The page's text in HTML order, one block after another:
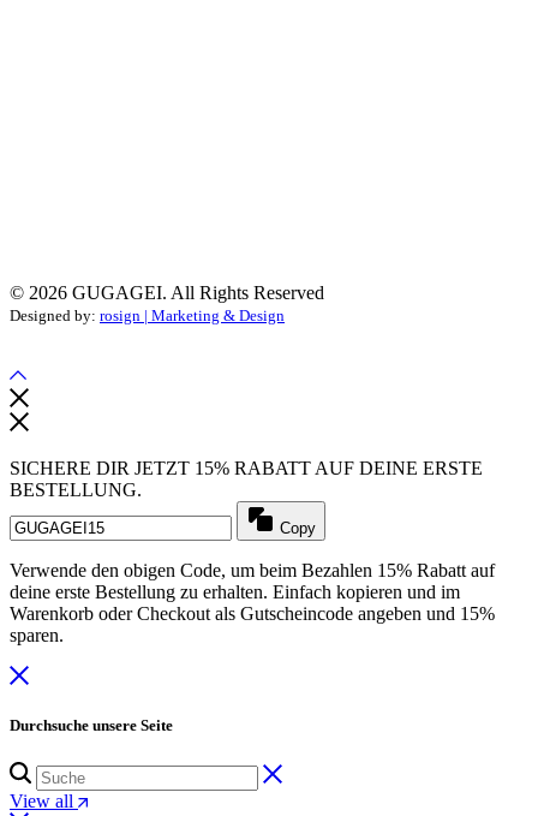
© 2026 GUGAGEI. All Rights Reserved
Designed by: rosign | Marketing & Design
SICHERE DIR JETZT 15% RABATT AUF DEINE ERSTE
BESTELLUNG.
Copy
Verwende den obigen Code, um beim Bezahlen 15% Rabatt auf
deine erste Bestellung zu erhalten. Einfach kopieren und im
Warenkorb oder Checkout als Gutscheincode angeben und 15%
sparen.
Durchsuche unsere Seite
View all